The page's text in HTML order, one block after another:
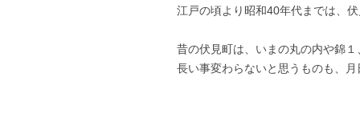
江戸の頃より昭和40年代までは、
昔の伏見町は、いまの丸の内や錦
長い事変わらないと思うものも、